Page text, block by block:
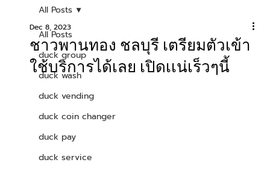
All Posts
duck group
duck wash
duck vending
duck coin changer
duck pay
duck service
All Posts
ชาวพานทอง ชลบุรี เตรียมตัวเข้า
ใช้บริการได้เลย เปิดเเน่เร็วๆนี้
Dec 8, 2023